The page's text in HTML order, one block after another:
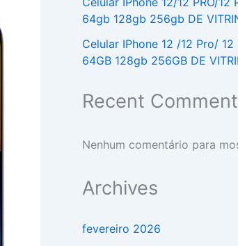
64gb 128gb 256gb DE
Celular IPhone 12 /12 Pro/ 12
64GB 128gb 256GB DE
Recent
Nenhum comentário para
Archives
fevereiro 2026